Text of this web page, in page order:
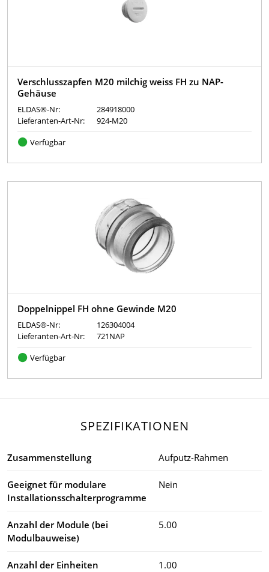
Verschlusszapfen M20 milchig weiss FH zu NAP-
Gehäuse
ELDAS®-Nr:
284918000
Lieferanten-Art-Nr:
924-M20
Verfügbar
Doppelnippel FH ohne Gewinde M20
ELDAS®-Nr:
126304004
Lieferanten-Art-Nr:
721NAP
Verfügbar
SPEZIFIKATIONEN
Zusammenstellung Aufputz-Rahmen
Geeignet für modulare
Installationsschalterprogramme
Nein
Anzahl der Module (bei
Modulbauweise)
5.00
Anzahl der Einheiten 1.00